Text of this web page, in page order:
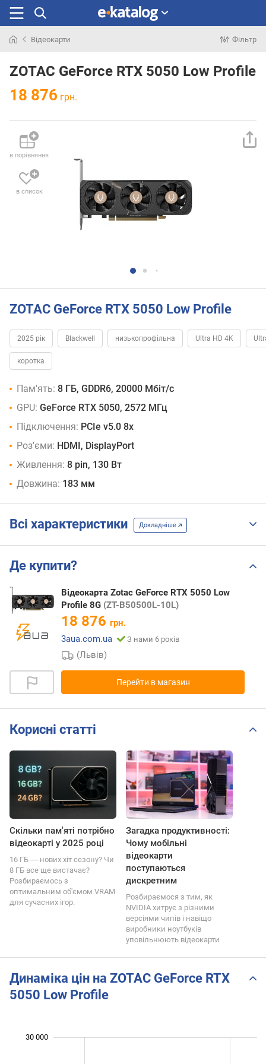
раніше
Відеокарти Фільтр
ZOTAC GeForce RTX 5050 Low Profile
18 876 грн.
в порівняння
в список
ZOTAC GeForce RTX 5050 Low Profile
2025 рік Blackwell низькопрофільна Ultra HD 4K
коротка
Пам'ять: 8 ГБ, GDDR6, 20000 Мбіт/с
GPU: GeForce RTX 5050, 2572 МГц
Підключення: PCIe v5.0 8x
Роз'єми: HDMI, DisplayPort
Живлення: 8 pin, 130 Вт
Довжина: 183 мм
Всі характеристики Докладніше
Де купити?
Відеокарта Zotac GeForce RTX 5050 Low
Profile 8G (ZT-B50500L-10L)
18 876 грн.
3aua.com.ua
З нами 6 років
(Львів)
Перейти в магазин
Корисні статті
Скільки пам'яті потрібно
відеокарті у 2025 році
16 ГБ ― нових хіт сезону? Чи
8 ГБ все ще вистачає?
Розбираємось з
оптимальним об'ємом VRAM
для сучасних ігор.
Загадка продуктивності:
Чому мобільні
відеокарти
поступаються
дискретним
Розбираємося з тим, як
NVIDIA хитрує з різними
версіями чипів і навіщо
виробники ноутбуків
уповільнюють відеокарти
Динаміка цін на ZOTAC GeForce RTX
5050 Low Profile
30 000